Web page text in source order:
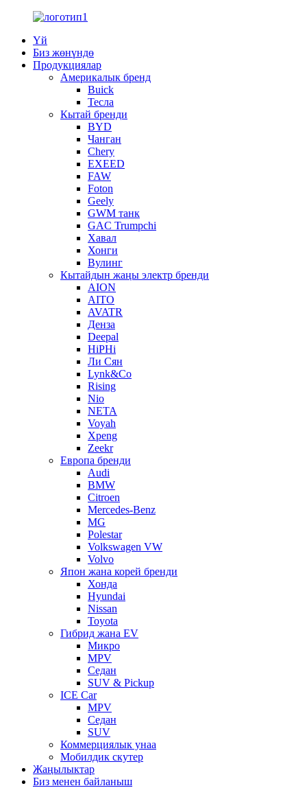
Үй
Биз жөнүндө
Продукциялар
Америкалык бренд
Buick
Тесла
Кытай бренди
BYD
Чанган
Chery
EXEED
FAW
Foton
Geely
GWM танк
GAC Trumpchi
Хавал
Хонги
Вулинг
Кытайдын жаңы электр бренди
AION
AITO
AVATR
Денза
Deepal
HiPHi
Ли Сян
Lynk&Co
Rising
Nio
NETA
Voyah
Xpeng
Zeekr
Европа бренди
Audi
BMW
Citroen
Mercedes-Benz
MG
Polestar
Volkswagen VW
Volvo
Япон жана корей бренди
Хонда
Hyundai
Nissan
Toyota
Гибрид жана EV
Микро
MPV
Седан
SUV & Pickup
ICE Car
MPV
Седан
SUV
Коммерциялык унаа
Мобилдик скутер
Жаңылыктар
Биз менен байланыш